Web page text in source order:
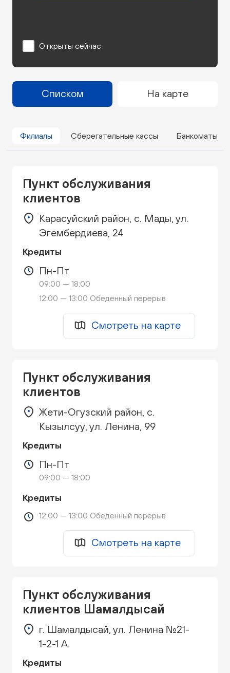
Открыты сейчас
Списком На карте
Филиалы Сберегательные кассы Банкоматы
Пункт обслуживания
клиентов
Карасуйский район, с. Мады, ул.
Эгембердиева, 24
Кредиты
Пн-Пт
09:00 — 18:00
12:00 — 13:00 Обеденный перерыв
Смотреть на карте
Пункт обслуживания
клиентов
Жети-Огузский район, с.
Кызылсуу, ул. Ленина, 99
Кредиты
Пн-Пт
09:00 — 18:00
Кредиты
12:00 — 13:00 Обеденный перерыв
Смотреть на карте
Пункт обслуживания
клиентов Шамалдысай
г. Шамалдысай, ул. Ленина №21-
1-2-1 А.
Кредиты